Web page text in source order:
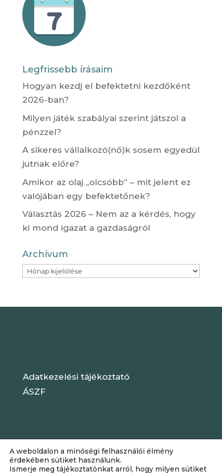
Legfrissebb írásaim
Hogyan kezdj el befektetni kezdőként
2026-ban?
Milyen játék szabályai szerint játszol a
pénzzel?
A sikeres vállalkozó(nő)k sosem egyedül
jutnak előre?
Amikor az olaj „olcsóbb” – mit jelent ez
valójában egy befektetőnek?
Választás 2026 – Nem az a kérdés, hogy
ki mond igazat a gazdaságról
Archívum
Archívum
Adatkezelési tájékoztató
ÁSZF
A weboldalon a minőségi felhasználói élmény
érdekében sütiket használunk.
Ismerje meg tájékoztatónkat arról, hogy milyen sütiket